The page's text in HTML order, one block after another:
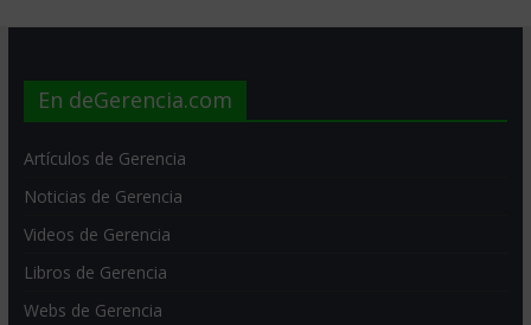
En deGerencia.com
Artículos de Gerencia
Noticias de Gerencia
Videos de Gerencia
Libros de Gerencia
Webs de Gerencia